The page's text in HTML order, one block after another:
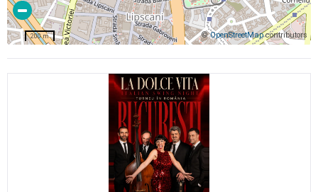
©OpenStreetMapcontributors
200 m